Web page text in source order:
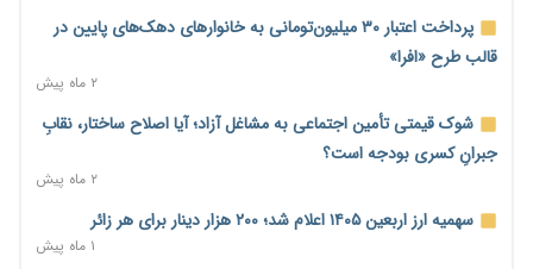
ترمز تولید خودرو کشیده شد؛ افت ۲۵ درصدی تیراژ ایران‌خودرو،
سایپا و پارس‌خودرو
۱ روز پیش
بنگاه‌داری بانک‌ها؛ مانع بزرگ خانه‌دار شدن مستأجران
نماینده مجلس: توسعه مرزهای زمینی به راهبرد تأمین کالاهای
اساسی تبدیل شود
۱ روز پیش
پرداخت اعتبار ۳۰ میلیون‌تومانی به خانوارهای دهک‌های پایین در
قالب طرح «افرا»
۲ ماه پیش
شوک قیمتی تأمین اجتماعی به مشاغل آزاد؛ آیا اصلاح ساختار، نقابِ
جبرانِ کسری بودجه است؟
۲ ماه پیش
سهمیه ارز اربعین ۱۴۰۵ اعلام شد؛ ۲۰۰ هزار دینار برای هر زائر
۱ ماه پیش